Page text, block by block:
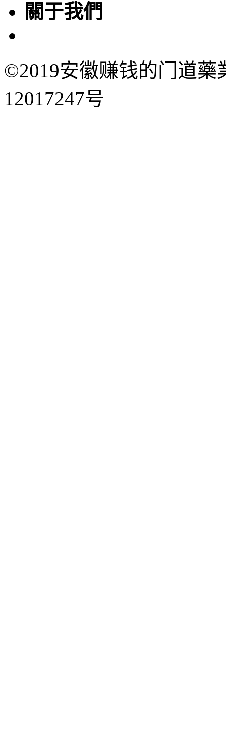
關于我們
©2019安徽赚钱的门道藥
12017247号